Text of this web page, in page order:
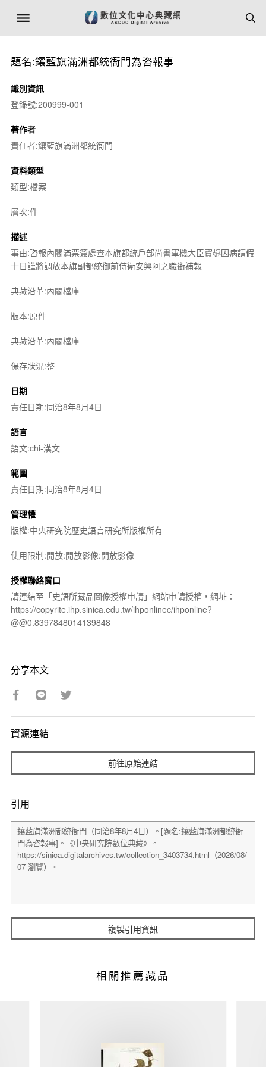
題名:鑲藍旗滿洲都統衙門為咨報事
識別資訊
登錄號:200999-001
著作者
責任者:鑲藍旗滿洲都統衙門
資料類型
類型:檔案
層次:件
描述
事由:咨報內閣滿票簽處查本旗都統戶部尚書軍機大臣寶鋆因病請假
十日謹將調放本旗副都統御前侍衛安興阿之職銜補報
典藏沿革:內閣檔庫
版本:原件
典藏沿革:內閣檔庫
保存狀況:整
日期
責任日期:同治8年8月4日
語言
語文:chi-漢文
範圍
責任日期:同治8年8月4日
管理權
版權:中央研究院歷史語言研究所版權所有
使用限制:開放:開放影像:開放影像
授權聯絡窗口
請連結至「史語所藏品圖像授權申請」網站申請授權，網址：
https://copyrite.ihp.sinica.edu.tw/ihponlinec/ihponline?
@@0.8397848014139848
分享本文
資源連結
前往原始連結
引用
複製引用資訊
相關推薦藏品